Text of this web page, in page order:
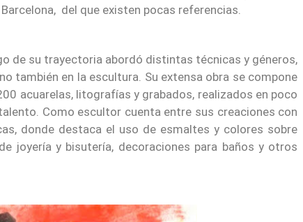
del que existen pocas referencias.
de su trayectoria abordó distintas técnicas y géneros,
también en la escultura. Su extensa obra se compone
acuarelas, litografías y grabados, realizados en poco
Como escultor cuenta entre sus creaciones con
donde destaca el uso de esmaltes y colores sobre
joyería y bisutería, decoraciones para baños y otros